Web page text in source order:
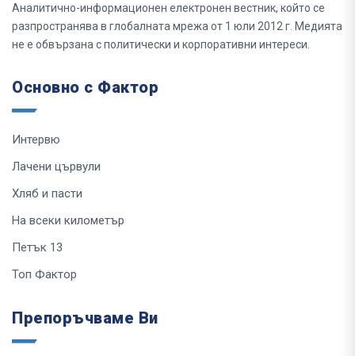
Аналитично-информационен електронен вестник, който се
разпространява в глобалната мрежа от 1 юли 2012 г. Медията
не е обвързана с политически и корпоративни интереси.
Основно с Фактор
Интервю
Лачени цървули
Хляб и пасти
На всеки километър
Петък 13
Топ Фактор
Препоръчваме Ви